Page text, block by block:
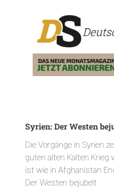
Syrien: Der Westen
Die Vorgänge in Syrien
guten alten Kalten Krieg
ist wie in Afghanistan
Der Westen bejubelt